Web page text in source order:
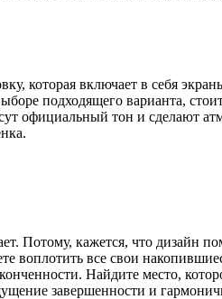
которая включает в себя
подходящего варианта,
официальный тон и сделают
Потому, кажется, что дизайн
воплотить все свои
Найдите место,
завершенности и